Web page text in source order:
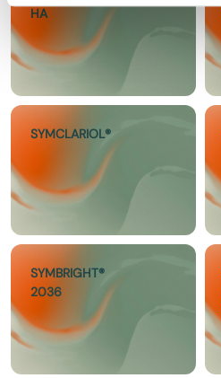
HA
SYMCLARIOL®
SYMBRIGHT®
2036